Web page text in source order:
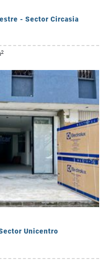
- Sector Circasia
2
Unicentro